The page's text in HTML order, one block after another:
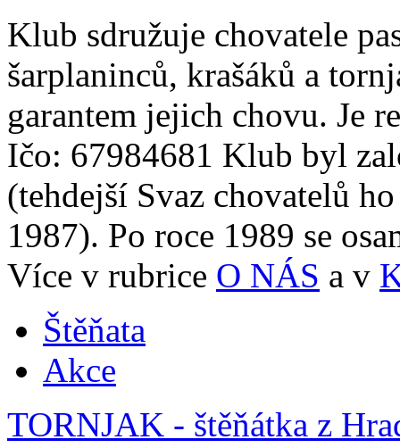
Klub sdružuje chovatele
šarplaninců, krašáků a
garantem jejich chovu. Je
Ičo: 67984681 Klub byl
(tehdejší Svaz chovatelů
1987). Po roce 1989 se
Více v rubrice O NÁS a v
Štěňata
Akce
TORNJAK - štěňátka z